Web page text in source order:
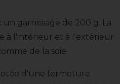
garnissage de 200 g. La
à l'intérieur et à l'extérieur
de la soie.
d'une fermeture